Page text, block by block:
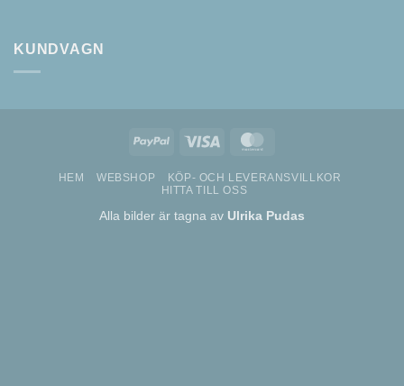
KUNDVAGN
PayPal Visa
HEM WEBSHOP
KÖP- OCH LEVERANSVILLKOR
HITTA TILL OSS
Alla bilder är tagna av Ulrika Pudas